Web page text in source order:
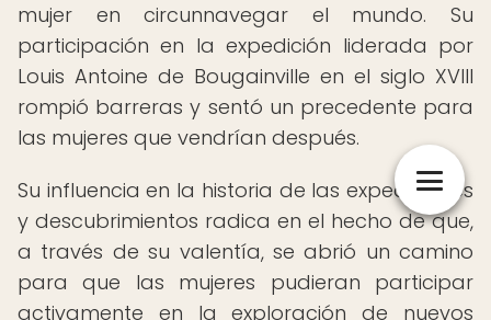
mujer en circunnavegar el mundo. Su
participación en la expedición liderada por
Louis Antoine de Bougainville en el siglo XVIII
rompió barreras y sentó un precedente para
las mujeres que vendrían después.
Su influencia en la historia de las expediciones
y descubrimientos radica en el hecho de que,
a través de su valentía, se abrió un camino
para que las mujeres pudieran participar
activamente en la exploración de nuevos